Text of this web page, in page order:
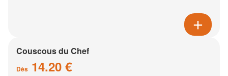
Couscous du Chef
Dès 14.20 €